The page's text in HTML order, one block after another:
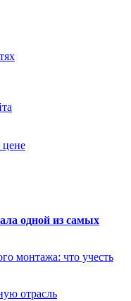
цене
одной из самых
монтажа: что учесть
отрасль